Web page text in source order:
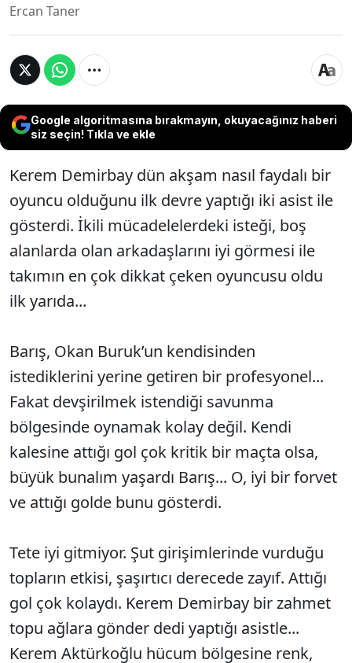
Ercan Taner
Google algoritmasına bırakmayın, okuyacağınız haberi
siz seçin! Tıkla ve ekle
Kerem Demirbay dün akşam nasıl faydalı bir
oyuncu olduğunu ilk devre yaptığı iki asist ile
gösterdi. İkili mücadelelerdeki isteği, boş
alanlarda olan arkadaşlarını iyi görmesi ile
takımın en çok dikkat çeken oyuncusu oldu
ilk yarıda...
Barış, Okan Buruk’un kendisinden
istediklerini yerine getiren bir profesyonel...
Fakat devşirilmek istendiği savunma
bölgesinde oynamak kolay değil. Kendi
kalesine attığı gol çok kritik bir maçta olsa,
büyük bunalım yaşardı Barış... O, iyi bir forvet
ve attığı golde bunu gösterdi.
Tete iyi gitmiyor. Şut girişimlerinde vurduğu
topların etkisi, şaşırtıcı derecede zayıf. Attığı
gol çok kolaydı. Kerem Demirbay bir zahmet
topu ağlara gönder dedi yaptığı asistle...
Kerem Aktürkoğlu hücum bölgesine renk,